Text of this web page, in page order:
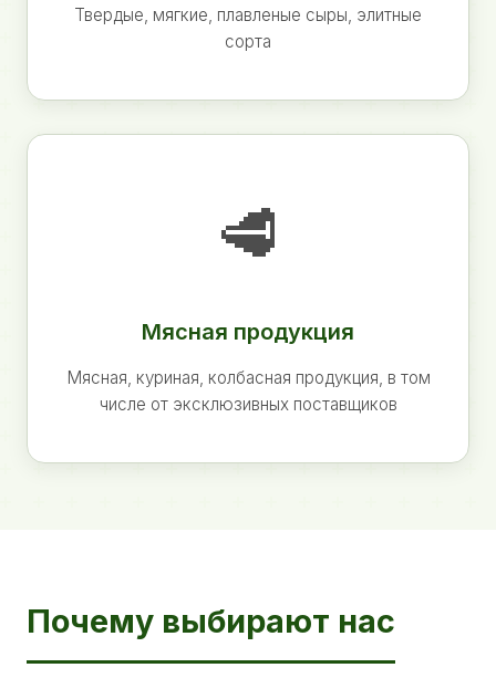
Твердые, мягкие, плавленые сыры, элитные
сорта
🥩
Мясная продукция
Мясная, куриная, колбасная продукция, в том
числе от эксклюзивных поставщиков
Почему выбирают нас